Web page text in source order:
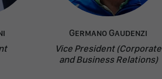
Germano Gaudenzi
Vice President (Corporate
and Business Relations)